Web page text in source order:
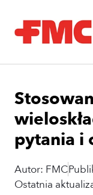
pytania i
Autor: FMC
Ostatnia